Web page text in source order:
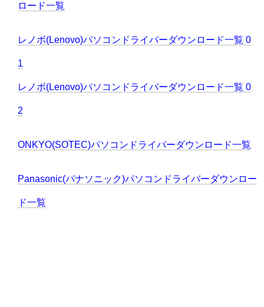
ロード一覧
レノボ(Lenovo)パソコンドライバーダウンロード一覧 0
1
レノボ(Lenovo)パソコンドライバーダウンロード一覧 0
2
ONKYO(SOTEC)パソコンドライバーダウンロード一覧
Panasonic(パナソニック)パソコンドライバーダウンロー
ド一覧